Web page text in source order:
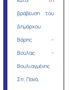
βράβευση του
Δημάρχου
Βάρης –
Βούλας –
Βουλιαγμένης
Σπ. Πανά.